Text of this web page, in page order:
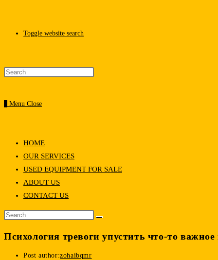
Toggle website search
Menu Close
HOME
OUR SERVICES
USED EQUIPMENT FOR SALE
ABOUT US
CONTACT US
Психология тревоги упустить что-то важное
Post author:zohaibqmr